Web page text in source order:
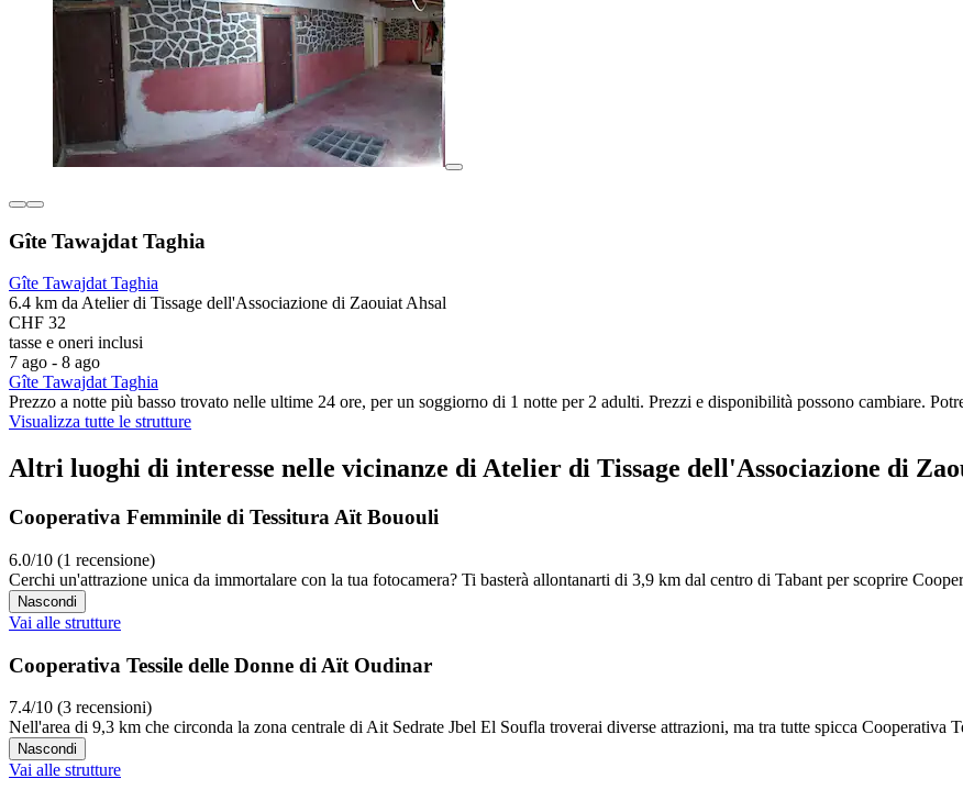
Gîte Tawajdat Taghia
Gîte Tawajdat Taghia
6.4 km da Atelier di Tissage dell'Associazione di Zaouiat Ahsal
CHF 32
tasse e oneri inclusi
7 ago - 8 ago
Gîte Tawajdat Taghia
Prezzo a notte più basso trovato nelle ultime 24 ore, per un soggiorno di 1 notte per 2 adulti. Prezzi e disponibilità possono cambiare.
Visualizza tutte le strutture
Altri luoghi di interesse nelle vicinanze di Atelier di Tissage dell'Associazione di
Cooperativa Femminile di Tessitura Aït Bououli
6.0/10 (1 recensione)
Cerchi un'attrazione unica da immortalare con la tua fotocamera? Ti basterà allontanarti di 3,9 km dal centro di Tabant per scoprire
Nascondi
Vai alle strutture
Cooperativa Tessile delle Donne di Aït Oudinar
7.4/10 (3 recensioni)
Nell'area di 9,3 km che circonda la zona centrale di Ait Sedrate Jbel El Soufla troverai diverse attrazioni, ma tra tutte spicca Cooperativa
Nascondi
Vai alle strutture